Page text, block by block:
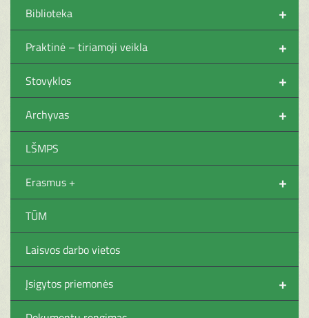
+
Biblioteka
+
Praktinė – tiriamoji veikla
+
Stovyklos
+
Archyvas
LŠMPS
+
Erasmus +
TŪM
Laisvos darbo vietos
+
Įsigytos priemonės